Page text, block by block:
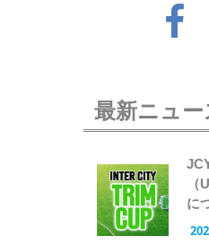
最新ニュー
に